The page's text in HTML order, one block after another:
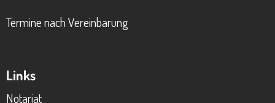
Termine nach Vereinbarung
Links
Notariat